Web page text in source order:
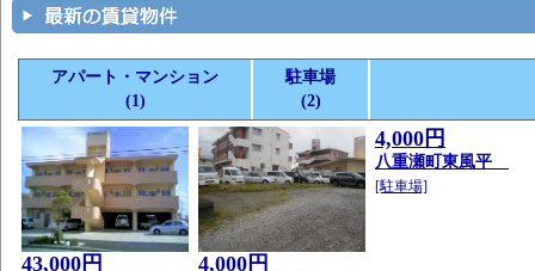
アパート・マンション
(1)
駐車場
(2)